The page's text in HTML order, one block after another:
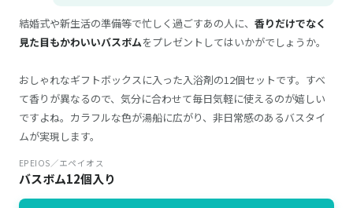
結婚式や新生活の準備等で忙しく過ごすあの人に、 香りだけでなく
見た目もかわいいバスボムをプレゼントしてはいかがでしょうか。
おしゃれなギフトボックスに入った入浴剤の12個セットです。すべ
て香りが異なるので、気分に合わせて毎日気軽に使えるのが嬉しい
ですよね。カラフルな色が湯船に広がり、非日常感のあるバスタイ
ムが実現します。
EPEIOS／エペイオス
バスボム12個入り